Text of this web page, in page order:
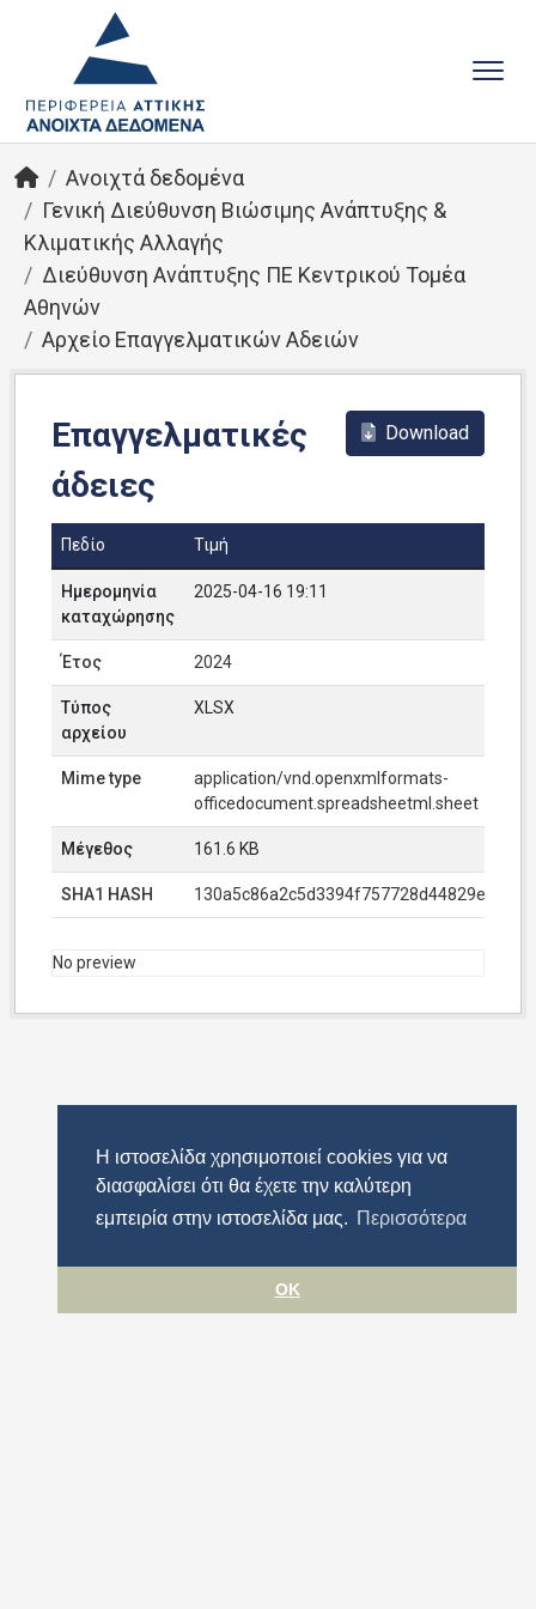
Η ιστοσελίδα χρησιμοποιεί cookies για να
διασφαλίσει ότι θα έχετε την καλύτερη
εμπειρία στην ιστοσελίδα μας. Περισσότερα
OK
Ανοιχτά δεδομένα
Γενική Διεύθυνση Βιώσιμης Ανάπτυξης &
Κλιματικής Αλλαγής
Διεύθυνση Ανάπτυξης ΠΕ Κεντρικού Τομέα
Αθηνών
Αρχείο Επαγγελματικών Αδειών
Επαγγελματικές
άδειες
Download
Πεδίο Τιμή
Ημερομηνία
καταχώρησης
2025-04-16 19:11
Έτος 2024
Τύπος
αρχείου
XLSX
Mime type
application/vnd.openxmlformats-
officedocument.spreadsheetml.sheet
Μέγεθος 161.6 KB
SHA1 HASH
No preview